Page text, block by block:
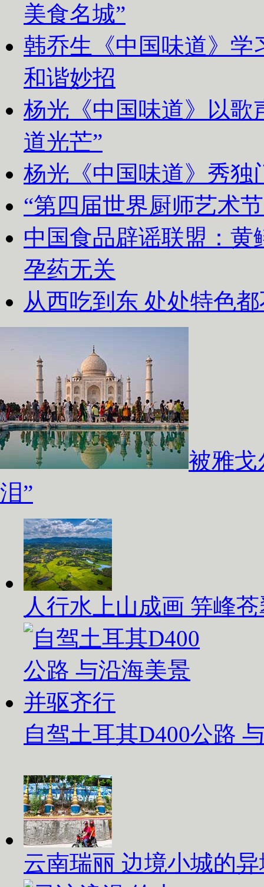
美食名城”
韩乔生《中国味道》学
和谐妙招
杨光《中国味道》以歌
道光芒”
杨光《中国味道》秀独
“第四届世界厨师艺术
中国食品辟谣联盟：
孕药无关
从西吃到东 处处特色
被雅戈
泪”
人行水上山成画 笄峰
自驾土耳其D400公路
云南瑞丽 边境小城的